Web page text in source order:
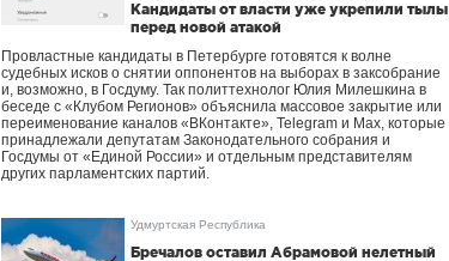
Кандидаты от власти уже укрепили тылы
перед новой атакой
Провластные кандидаты в Петербурге готовятся к волне
судебных исков о снятии оппонентов на выборах в заксобрание
и, возможно, в Госдуму. Так политтехнолог Юлия Милешкина в
беседе с «Клубом Регионов» объяснила массовое закрытие или
переименование каналов «ВКонтакте», Telegram и Max, которые
принадлежали депутатам Законодательного собрания и
Госдумы от «Единой России» и отдельным представителям
других парламентских партий.
Удмуртская Республика
Бречалов оставил Абрамовой нелетный